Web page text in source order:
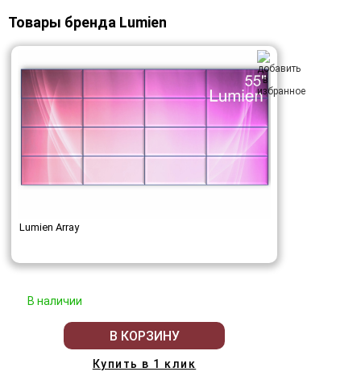
Товары бренда Lumien
Lumien Array
В наличии
В КОРЗИНУ
Купить в 1 клик